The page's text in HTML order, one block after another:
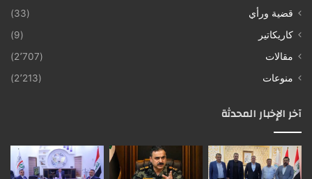
قضية ورأي
(33)
كاريكاتير
(9)
مقالات
(2٬707)
منوعات
(2٬213)
آخر الإخبار المحدثة